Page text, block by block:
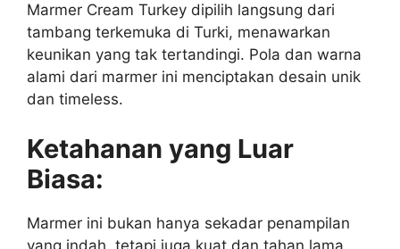
Marmer Cream Turkey dipilih langsung dari
tambang terkemuka di Turki, menawarkan
keunikan yang tak tertandingi. Pola dan warna
alami dari marmer ini menciptakan desain unik
dan timeless.
Ketahanan yang Luar
Biasa:
Marmer ini bukan hanya sekadar penampilan
yang indah, tetapi juga kuat dan tahan lama.